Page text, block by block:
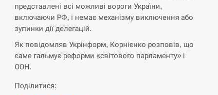
13:40
Біля українського літака в аеропорту
Лейпцига виявили дрон, ймовірно, з…
13:23
“Они должны быть уничтожены”: в
представлені всі можливі вороги України,
включаючи РФ, і немає механізму виключення або
зупинки дії делегацій.
Як повідомляв Укрінформ, Корнієнко розповів, що
саме гальмує реформи «світового парламенту» і
ООН.
Поділитися: